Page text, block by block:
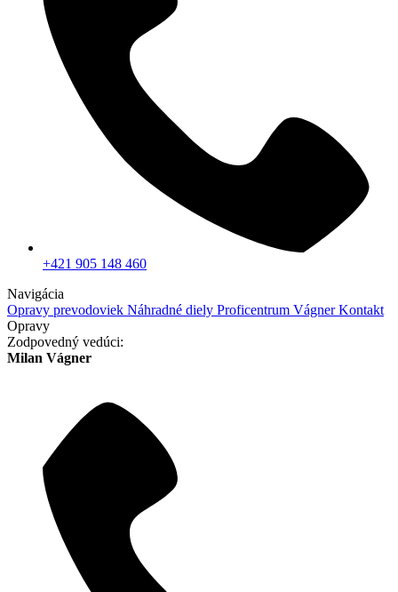
+421 905 148 460
Navigácia
Opravy prevodoviek Náhradné diely Proficentrum VágnerKontakt
Opravy
Zodpovedný vedúci:
Milan Vágner